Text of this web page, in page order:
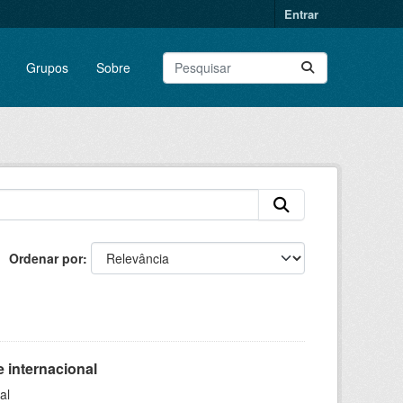
Entrar
Grupos Sobre
Ordenar por
internacional